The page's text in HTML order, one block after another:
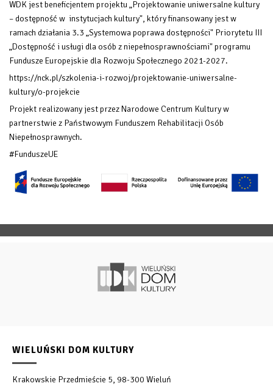
WDK jest beneficjentem projektu „Projektowanie uniwersalne kultury
– dostępność w instytucjach kultury", który finansowany jest w
ramach działania 3.3 „Systemowa poprawa dostępności" Priorytetu III
„Dostępność i usługi dla osób z niepełnosprawnościami" programu
Fundusze Europejskie dla Rozwoju Społecznego 2021-2027.
https://nck.pl/szkolenia-i-rozwoj/projektowanie-uniwersalne-
kultury/o-projekcie
Projekt realizowany jest przez Narodowe Centrum Kultury w
partnerstwie z Państwowym Funduszem Rehabilitacji Osób
Niepełnosprawnych.
#FunduszeUE
WIELUŃSKI DOM KULTURY
Krakowskie Przedmieście 5, 98-300 Wieluń